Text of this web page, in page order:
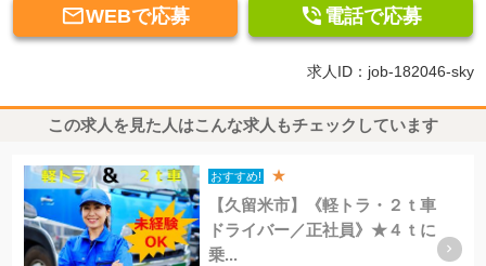
WEBで応募  電話で応募
求人ID：job-182046-sky
この求人を見た人はこんな求人もチェックしています
おすすめ! ★
【久留米市】《軽トラ・２ｔ車
ドライバー／正社員》★４ｔに
乗...